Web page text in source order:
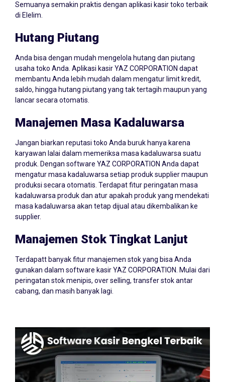
Semuanya semakin praktis dengan aplikasi kasir toko terbaik
di Elelim.
Hutang Piutang
Anda bisa dengan mudah mengelola hutang dan piutang
usaha toko Anda. Aplikasi kasir YAZ CORPORATION dapat
membantu Anda lebih mudah dalam mengatur limit kredit,
saldo, hingga hutang piutang yang tak tertagih maupun yang
lancar secara otomatis.
Manajemen Masa Kadaluwarsa
Jangan biarkan reputasi toko Anda buruk hanya karena
karyawan lalai dalam memeriksa masa kadaluwarsa suatu
produk. Dengan software YAZ CORPORATION Anda dapat
mengatur masa kadaluwarsa setiap produk supplier maupun
produksi secara otomatis. Terdapat fitur peringatan masa
kadaluwarsa produk dan atur apakah produk yang mendekati
masa kadaluwarsa akan tetap dijual atau dikembalikan ke
supplier.
Manajemen Stok Tingkat Lanjut
Terdapatt banyak fitur manajemen stok yang bisa Anda
gunakan dalam software kasir YAZ CORPORATION. Mulai dari
peringatan stok menipis, over selling, transfer stok antar
cabang, dan masih banyak lagi.